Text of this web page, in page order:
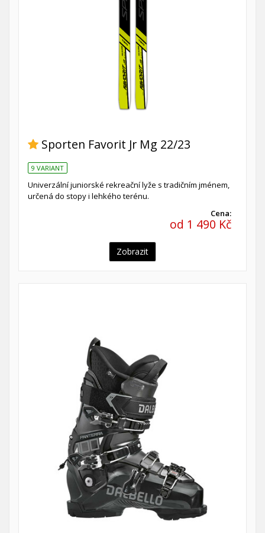
Sporten Favorit Jr Mg 22/23
9 VARIANT
Univerzální juniorské rekreační lyže s tradičním jménem,
určená do stopy i lehkého terénu.
Cena:
od 1 490 Kč
Zobrazit